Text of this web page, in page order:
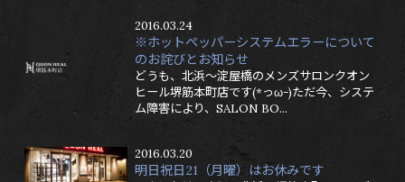
2016.03.24
※ホットペッパーシステムエラーについて
のお詫びとお知らせ
どうも、北浜～淀屋橋のメンズサロンクオン
ヒール堺筋本町店です(*っω-)ただ今、システ
ム障害により、SALON BO...
2016.03.20
明日祝日21（月曜）はお休みです